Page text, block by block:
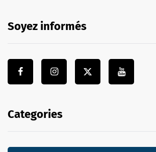
Soyez informés
Categories